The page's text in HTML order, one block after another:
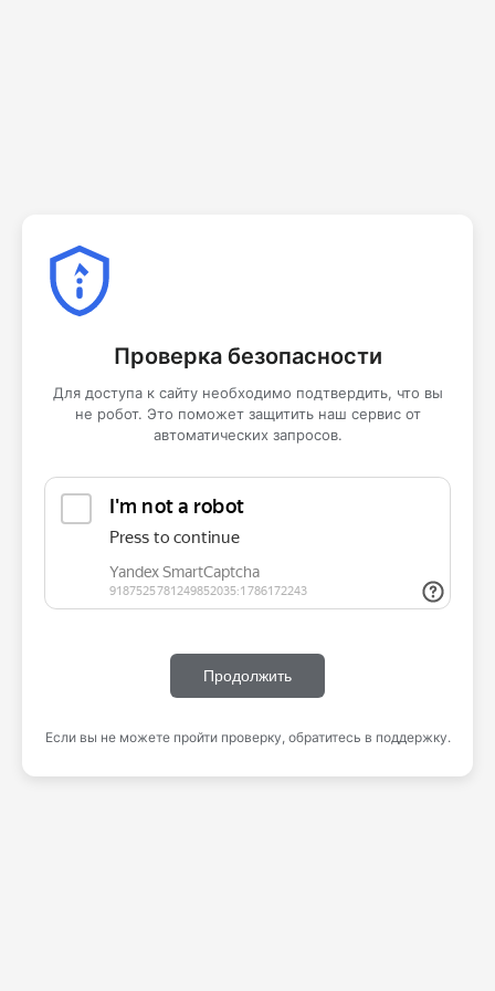
Проверка безопасности
Для доступа к сайту необходимо подтвердить, что вы
не робот. Это поможет защитить наш сервис от
автоматических запросов.
Продолжить
Если вы не можете пройти проверку, обратитесь в поддержку.